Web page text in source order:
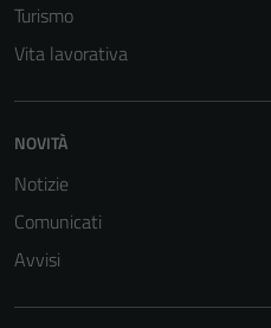
Turismo
Vita lavorativa
NOVITÀ
Notizie
Comunicati
Avvisi